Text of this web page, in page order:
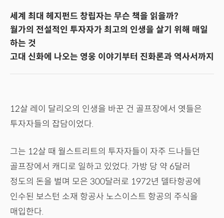
세계 최대 헤지펀드 창립자는 무슨 책을 읽을까?
월가의 전설적인 투자자가 최고의 인생을 살기 위해 매일
하는 것
고대 신화에 나오는 영웅 이야기부터 진화론과 역사서까지
12살 레이 달리오의 인생을 바꾼 건 골프장에서 엿들은
투자자들의 잡담이었다.
그는 12살 때 월스트리트의 투자자들이 자주 드나들던
골프장에서 캐디로 일하고 있었다. 가방 당 약 6달러
정도의 돈을 벌며 모은 300달러로 1972년 델타항공에
인수된 보스턴 소재 항공사 노스이스트 항공의 주식을
매입한다.